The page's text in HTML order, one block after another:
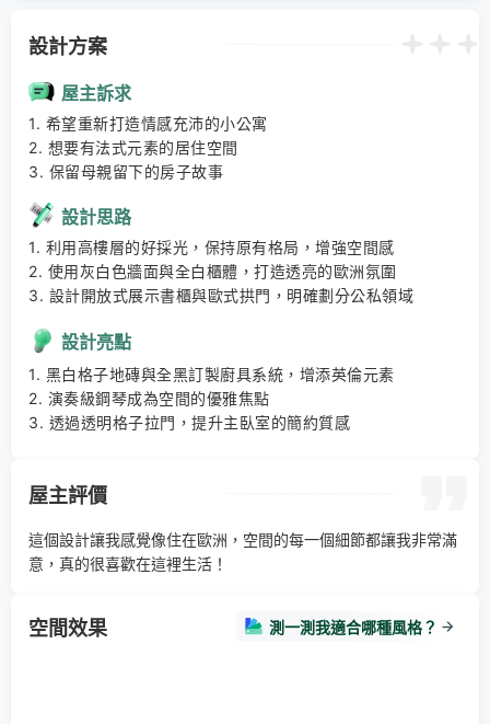
設計方案
屋主訴求
1. 希望重新打造情感充沛的小公寓
2. 想要有法式元素的居住空間
3. 保留母親留下的房子故事
設計思路
1. 利用高樓層的好採光，保持原有格局，增強空間感
2. 使用灰白色牆面與全白櫃體，打造透亮的歐洲氛圍
3. 設計開放式展示書櫃與歐式拱門，明確劃分公私領域
設計亮點
1. 黑白格子地磚與全黑訂製廚具系統，增添英倫元素
2. 演奏級鋼琴成為空間的優雅焦點
3. 透過透明格子拉門，提升主臥室的簡約質感
屋主評價
這個設計讓我感覺像住在歐洲，空間的每一個細節都讓我非常滿
意，真的很喜歡在這裡生活！
空間效果 測一測我適合哪種風格？